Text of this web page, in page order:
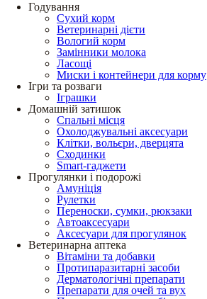
Годування
Сухий корм
Ветеринарні дієти
Вологий корм
Замінники молока
Ласощі
Миски і контейнери для корму
Ігри та розваги
Іграшки
Домашній затишок
Спальні місця
Охолоджувальні аксесуари
Клітки, вольєри, дверцята
Сходинки
Smart-гаджети
Прогулянки і подорожі
Амуніція
Рулетки
Переноски, сумки, рюкзаки
Автоаксесуари
Аксесуари для прогулянок
Ветеринарна аптека
Вітаміни та добавки
Протипаразитарні засоби
Дерматологічні препарати
Препарати для очей та вух